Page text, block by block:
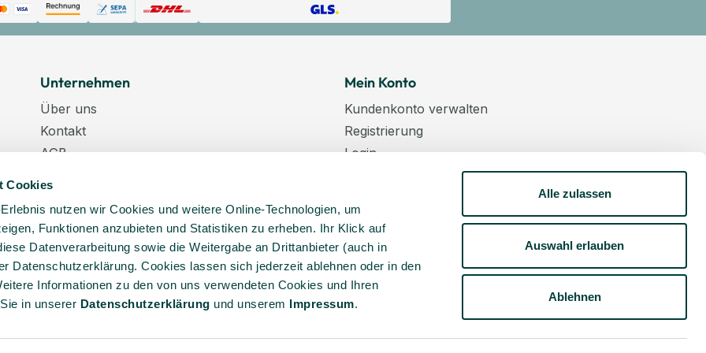
Cookies
nutzen wir Cookies und weitere Online-Technologien, um
Funktionen anzubieten und Statistiken zu erheben. Ihr Klick auf
Datenverarbeitung sowie die Weitergabe an Drittanbieter (auch in
Datenschutzerklärung. Cookies lassen sich jederzeit ablehnen oder in den
Informationen zu den von uns verwendeten Cookies und Ihren
in unserer Daten­schutz­erklärung und unserem Impressum.
Alle zulassen
Auswahl erlauben
Ablehnen
Unternehmen
Über uns
Kontakt
AGB
Karriere
Veranstaltungstermine
Lieferkette
Mein Konto
Kundenkonto verwalten
Registrierung
Login
Kundenkonto aktivieren